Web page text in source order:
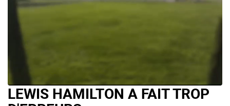
LEWIS HAMILTON A FAIT TROP